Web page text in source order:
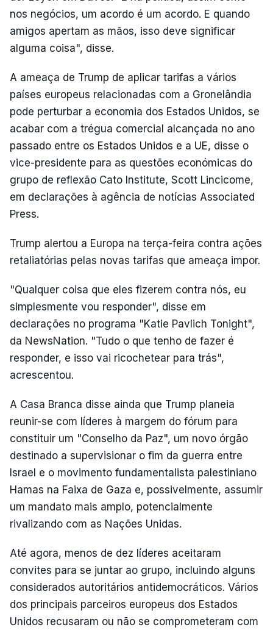
nos negócios, um acordo é um acordo. E quando
amigos apertam as mãos, isso deve significar
alguma coisa", disse.
A ameaça de Trump de aplicar tarifas a vários
países europeus relacionadas com a Gronelândia
pode perturbar a economia dos Estados Unidos, se
acabar com a trégua comercial alcançada no ano
passado entre os Estados Unidos e a UE, disse o
vice-presidente para as questões económicas do
grupo de reflexão Cato Institute, Scott Lincicome,
em declarações à agência de notícias Associated
Press.
Trump alertou a Europa na terça-feira contra ações
retaliatórias pelas novas tarifas que ameaça impor.
"Qualquer coisa que eles fizerem contra nós, eu
simplesmente vou responder", disse em
declarações no programa "Katie Pavlich Tonight",
da NewsNation. "Tudo o que tenho de fazer é
responder, e isso vai ricochetear para trás",
acrescentou.
A Casa Branca disse ainda que Trump planeia
reunir-se com líderes à margem do fórum para
constituir um "Conselho da Paz", um novo órgão
destinado a supervisionar o fim da guerra entre
Israel e o movimento fundamentalista palestiniano
Hamas na Faixa de Gaza e, possivelmente, assumir
um mandato mais amplo, potencialmente
rivalizando com as Nações Unidas.
Até agora, menos de dez líderes aceitaram
convites para se juntar ao grupo, incluindo alguns
considerados autoritários antidemocráticos. Vários
dos principais parceiros europeus dos Estados
Unidos recusaram ou não se comprometeram com